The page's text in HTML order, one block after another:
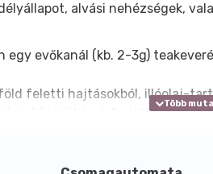
alvási nehézségek,
evőkanál (kb. 2-3g)
feletti hajtásokból, illóolaj-
öntsük le, lefedett